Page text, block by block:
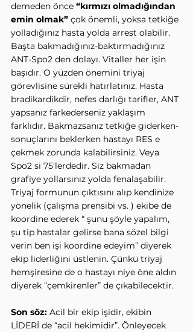
demeden önce “kırmızı olmadığından
emin olmak” çok önemli, yoksa tetkiğe
yolladığınız hasta yolda arrest olabilir.
Başta bakmadığınız-baktırmadığınız
ANT-Spo2 den dolayı. Vitaller her işin
başıdır. O yüzden önemini triyaj
görevlisine sürekli hatırlatınız. Hasta
bradikardikdir, nefes darlığı tarifler, ANT
yapsanız farkederseniz yaklaşım
farklıdır. Bakmazsanız tetkiğe giderken-
sonuçlarını beklerken hastayı RES e
çekmek zorunda kalabilirsiniz. Veya
Spo2 si 75'lerdedir. Siz bakmadan
grafiye yollarsınız yolda fenalaşabilir.
Triyaj formunun çıktısını alıp kendinize
yönelik (çalışma prensibi vs. ) ekibe de
koordine ederek “ şunu şöyle yapalım,
şu tip hastalar gelirse bana sözel bilgi
verin ben işi koordine edeyim” diyerek
ekip liderliğini üstlenin. Çünkü triyaj
hemşiresine de o hastayı niye öne aldın
diyerek “çemkirenler” de çıkabilecektir.
Son söz: Acil bir ekip işidir, ekibin
LİDERİ de “acil hekimidir”. Önleyecek